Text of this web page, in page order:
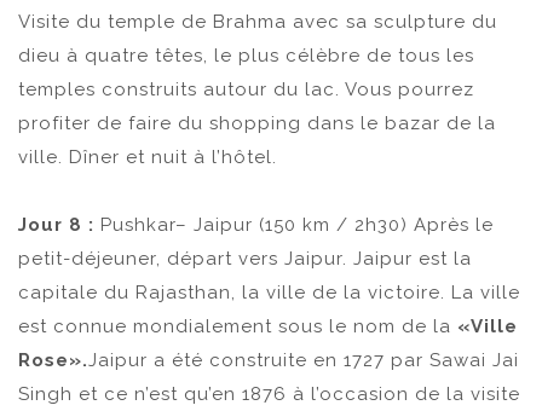
Visite du temple de Brahma avec sa sculpture du
dieu à quatre têtes, le plus célèbre de tous les
temples construits autour du lac. Vous pourrez
profiter de faire du shopping dans le bazar de la
ville. Dîner et nuit à l’hôtel.
Jour 8 : Pushkar– Jaipur (150 km / 2h30) Après le
petit-déjeuner, départ vers Jaipur. Jaipur est la
capitale du Rajasthan, la ville de la victoire. La ville
est connue mondialement sous le nom de la «Ville
Rose».Jaipur a été construite en 1727 par Sawai Jai
Singh et ce n’est qu’en 1876 à l’occasion de la visite